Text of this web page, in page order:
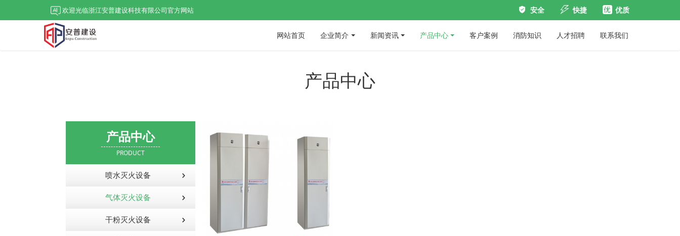
欢迎光临浙江安普建设科技有限公司官方网站 安全 快捷 优质
网站首页 企业简介 新闻资讯 产品中心 客户案例 消防知识 人才招聘 联系我们
产品中心
产品中心
PRODUCT
喷水灭火设备
气体灭火设备
干粉灭火设备